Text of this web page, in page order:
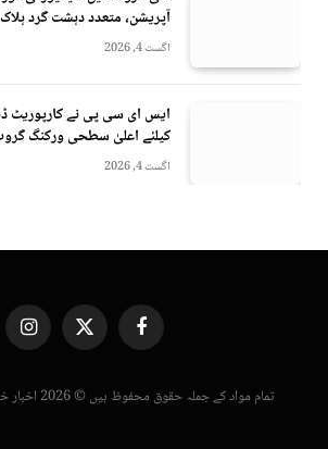
آپریشن، متعدد دہشت گرد
اگست 4, 2026
ایس ای سی پی نے کارپوریٹ
کیلئے اعلیٰ سطحی ورکنگ
اگست 4, 2026
Facebook
X
(Twitter)
تمام مواد کے جملہ حقوق محفوظ ہیں © 2026 اخبار خیبر (خیبر نیٹ ورک)